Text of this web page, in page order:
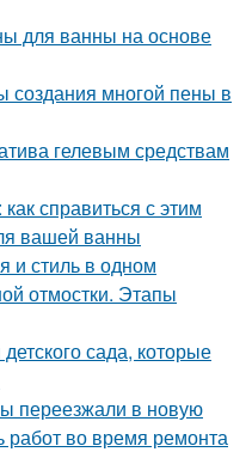
для ванны на основе
создания многой пены в
гелевым средствам
справиться с этим
вашей ванны
и стиль в одном
отмостки. Этапы
сада, которые
переезжали в новую
работ во время ремонта